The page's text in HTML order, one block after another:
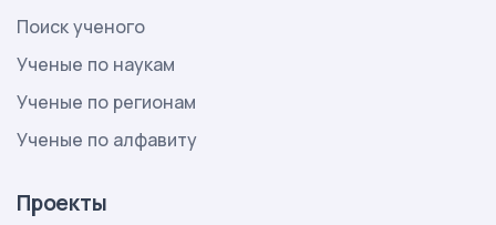
Поиск ученого
Ученые по наукам
Ученые по регионам
Ученые по алфавиту
Проекты